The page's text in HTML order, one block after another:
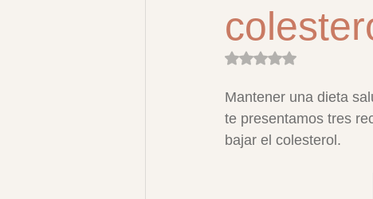
Obtuvo NaN de 5
Mantener una dieta
te presentamos tres
bajar el colesterol.